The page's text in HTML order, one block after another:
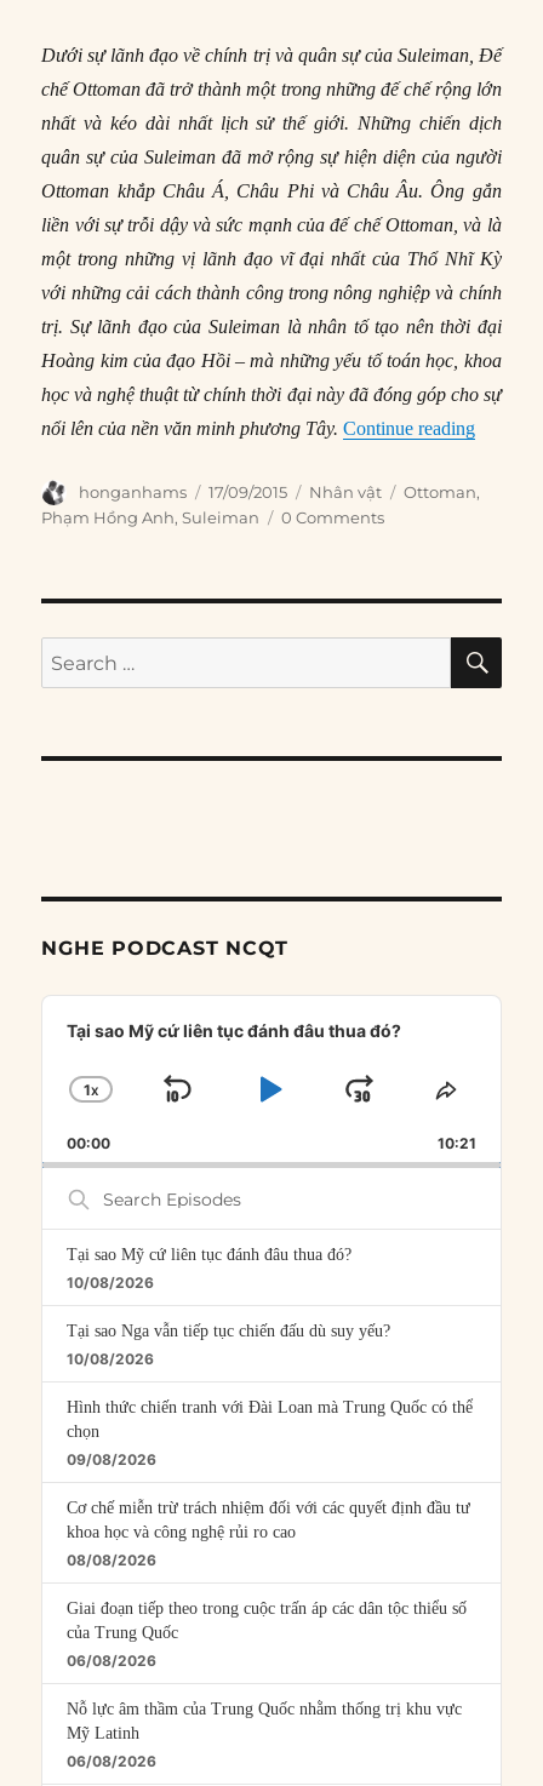
Dưới sự lãnh đạo về chính trị và quân sự của Suleiman, Đế
chế Ottoman đã trở thành một trong những đế chế rộng lớn
nhất và kéo dài nhất lịch sử thế giới. Những chiến dịch
quân sự của Suleiman đã mở rộng sự hiện diện của người
Ottoman khắp Châu Á, Châu Phi và Châu Âu. Ông gắn
liền với sự trỗi dậy và sức mạnh của đế chế Ottoman, và là
một trong những vị lãnh đạo vĩ đại nhất của Thổ Nhĩ Kỳ
với những cải cách thành công trong nông nghiệp và chính
trị. Sự lãnh đạo của Suleiman là nhân tố tạo nên thời đại
Hoàng kim của đạo Hồi – mà những yếu tố toán học, khoa
học và nghệ thuật từ chính thời đại này đã đóng góp cho sự
nổi lên của nền văn minh phương Tây. Continue reading
Author
honganhams
Posted
on
17/09/2015 Categories
Nhân vật Tags
Ottoman,
Phạm Hồng Anh,Suleiman 0 Comments
Search
for:
NGHE PODCAST NCQT
Audio
Player
Tại sao Mỹ cứ liên tục đánh đâu thua đó?
CHANGE
RATE
1X
SKIP
PLAYJUMP
FORWARD
SHARE
00:00 10:21
Search
Episodes
Tại sao Mỹ cứ liên tục đánh đâu thua đó?
10/08/2026
Tại sao Nga vẫn tiếp tục chiến đấu dù suy yếu?
10/08/2026
Hình thức chiến tranh với Đài Loan mà Trung Quốc có thể
chọn
09/08/2026
Cơ chế miễn trừ trách nhiệm đối với các quyết định đầu tư
khoa học và công nghệ rủi ro cao
08/08/2026
Giai đoạn tiếp theo trong cuộc trấn áp các dân tộc thiểu số
của Trung Quốc
06/08/2026
Nỗ lực âm thầm của Trung Quốc nhằm thống trị khu vực
Mỹ Latinh
06/08/2026